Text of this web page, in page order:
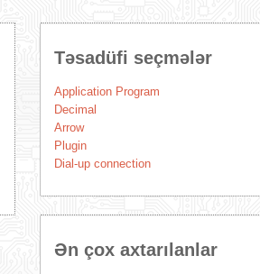
Təsadüfi seçmələr
Application Program
Decimal
Arrow
Plugin
Dial-up connection
Ən çox axtarılanlar